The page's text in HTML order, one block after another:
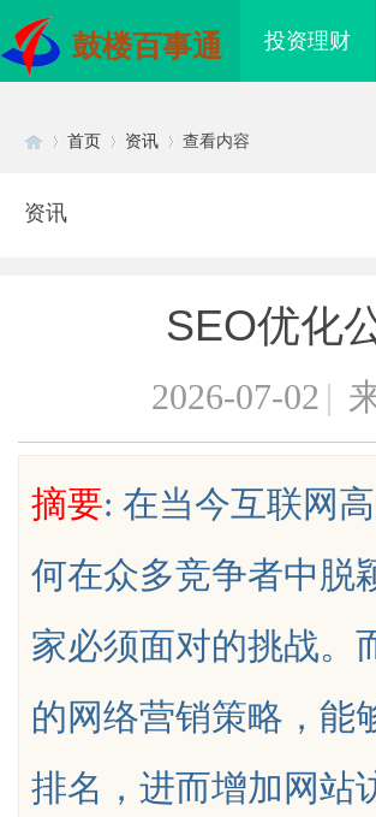
鼓楼百事通 投资理财
uz
首页 资讯 查看内容
资讯
SEO优化
2026-07-02 |
摘要: 在当今互联网
何在众多竞争者中脱
家必须面对的挑战。
的网络营销策略，能
排名，进而增加网站
新时代